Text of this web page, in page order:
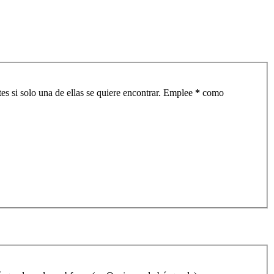
si solo una de ellas se quiere encontrar. Emplee * como